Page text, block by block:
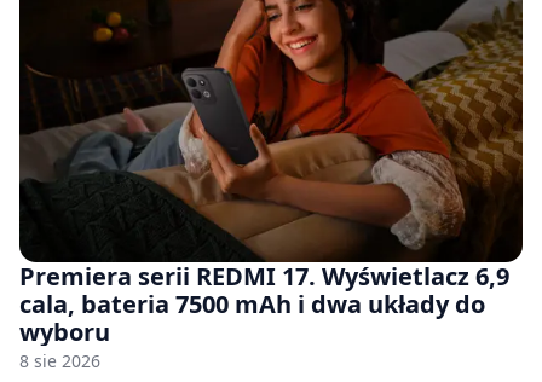
Premiera serii REDMI 17. Wyświetlacz 6,9
cala, bateria 7500 mAh i dwa układy do
wyboru
8 sie 2026